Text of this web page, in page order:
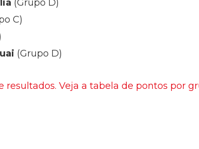
(Grupo D)
C)
(Grupo D)
resultados. Veja a tabela de pontos por